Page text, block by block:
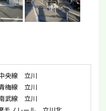
央線 立川
梅線 立川
武線 立川